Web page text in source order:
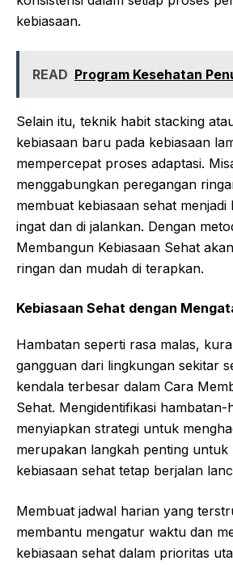
kebiasaan.
READ Program Kesehatan
Selain itu, teknik habit stacking
kebiasaan baru pada kebiasaan
mempercepat proses adaptasi.
menggabungkan peregangan
membuat kebiasaan sehat menjadi
ingat dan di jalankan. Dengan
Membangun Kebiasaan Sehat
ringan dan mudah di terapkan.
Kebiasaan Sehat dengan
Hambatan seperti rasa malas,
gangguan dari lingkungan sekitar
kendala terbesar dalam Cara
Sehat. Mengidentifikasi hambatan-
menyiapkan strategi untuk
merupakan langkah penting untuk
kebiasaan sehat tetap berjalan
Membuat jadwal harian yang
membantu mengatur waktu dan
kebiasaan sehat dalam prioritas